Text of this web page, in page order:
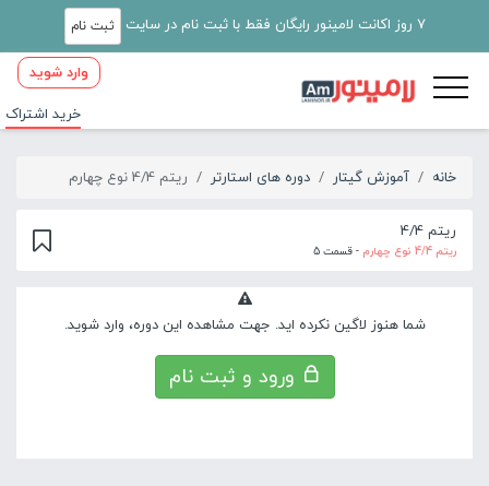
7 روز اکانت لامینور رایگان فقط با ثبت نام در سایت ثبت نام
وارد شوید
خرید اشتراک
خانه آموزش گیتار دوره های استارتر ریتم 4/4 نوع چهارم
ریتم 4/4
ریتم 4/4 نوع چهارم - قسمت 5
شما هنوز لاگین نکرده اید. جهت مشاهده این دوره، وارد شوید.
ورود و ثبت نام